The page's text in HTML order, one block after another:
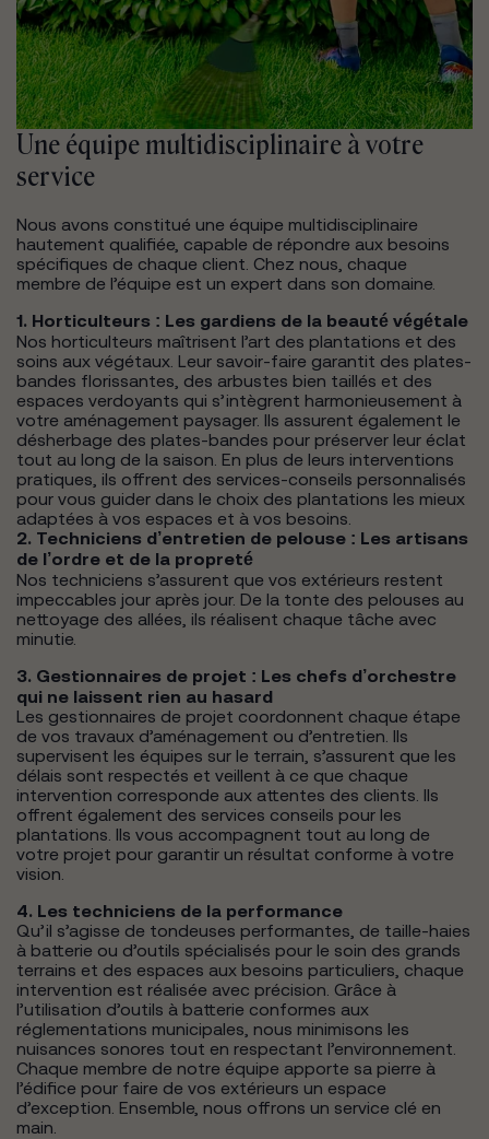
Une équipe multidisciplinaire à votre
service
Nous avons constitué une équipe multidisciplinaire
hautement qualifiée, capable de répondre aux besoins
spécifiques de chaque client. Chez nous, chaque
membre de l’équipe est un expert dans son domaine.
1. Horticulteurs : Les gardiens de la beauté végétale
Nos horticulteurs maîtrisent l’art des plantations et des
soins aux végétaux. Leur savoir-faire garantit des plates-
bandes florissantes, des arbustes bien taillés et des
espaces verdoyants qui s’intègrent harmonieusement à
votre aménagement paysager. Ils assurent également le
désherbage des plates-bandes pour préserver leur éclat
tout au long de la saison. En plus de leurs interventions
pratiques, ils offrent des services-conseils personnalisés
pour vous guider dans le choix des plantations les mieux
adaptées à vos espaces et à vos besoins.
2. Techniciens d’entretien de pelouse : Les artisans
de l’ordre et de la propreté
Nos techniciens s’assurent que vos extérieurs restent
impeccables jour après jour. De la tonte des pelouses au
nettoyage des allées, ils réalisent chaque tâche avec
minutie.
3. Gestionnaires de projet : Les chefs d’orchestre
qui ne laissent rien au hasard
Les gestionnaires de projet coordonnent chaque étape
de vos travaux d’aménagement ou d’entretien. Ils
supervisent les équipes sur le terrain, s’assurent que les
délais sont respectés et veillent à ce que chaque
intervention corresponde aux attentes des clients. Ils
offrent également des services conseils pour les
plantations. Ils vous accompagnent tout au long de
votre projet pour garantir un résultat conforme à votre
vision.
4. Les techniciens de la performance
Qu’il s’agisse de tondeuses performantes, de taille-haies
à batterie ou d’outils spécialisés pour le soin des grands
terrains et des espaces aux besoins particuliers, chaque
intervention est réalisée avec précision. Grâce à
l’utilisation d’outils à batterie conformes aux
réglementations municipales, nous minimisons les
nuisances sonores tout en respectant l’environnement.
Chaque membre de notre équipe apporte sa pierre à
l’édifice pour faire de vos extérieurs un espace
d’exception. Ensemble, nous offrons un service clé en
main.